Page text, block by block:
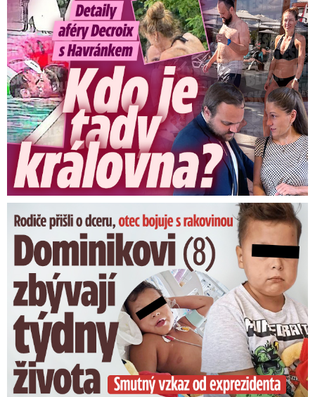
Detaily aféry Decroix s Havránkem: Kdo je tady královna?
Dominikovi (8) zbývají týdny života: Vzkaz od exprezidenta